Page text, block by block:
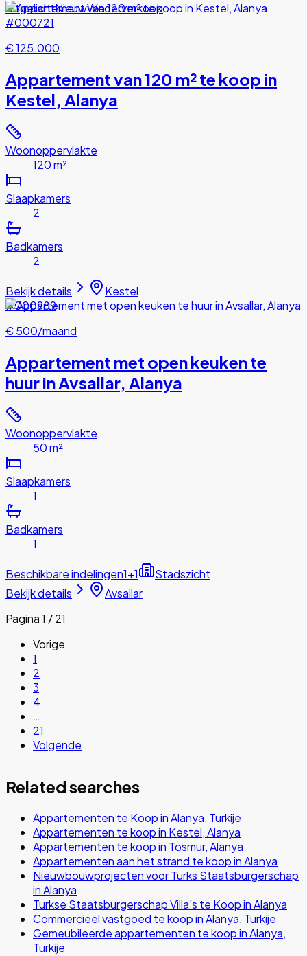
UitgelichtNieuwWederverkoop
#000721
€ 125.000
Appartement van 120 m² te koop in
Kestel, Alanya
Woonoppervlakte
120 m²
Slaapkamers
2
Badkamers
2
Bekijk details
Kestel
#000989
€ 500/maand
Appartement met open keuken te
huur in Avsallar, Alanya
Woonoppervlakte
50 m²
Slaapkamers
1
Badkamers
1
Beschikbare indelingen1+1
Stadszicht
Bekijk details
Avsallar
Pagina 1 / 21
Vorige
1
2
3
4
…
21
Volgende
Related searches
Appartementen te Koop in Alanya, Turkije
Appartementen te koop in Kestel, Alanya
Appartementen te koop in Tosmur, Alanya
Appartementen aan het strand te koop in Alanya
Nieuwbouwprojecten voor Turks Staatsburgerschap
in Alanya
Turkse Staatsburgerschap Villa's te Koop in Alanya
Commercieel vastgoed te koop in Alanya, Turkije
Gemeubileerde appartementen te koop in Alanya,
Turkije